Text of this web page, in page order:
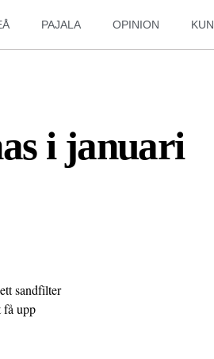
PAJALA OPINION
i januari
sandfilter
få upp